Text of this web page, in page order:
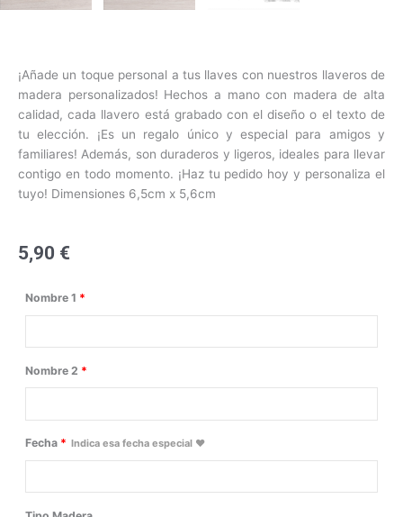
¡Añade un toque personal a tus llaves con nuestros llaveros de
madera personalizados! Hechos a mano con madera de alta
calidad, cada llavero está grabado con el diseño o el texto de
tu elección. ¡Es un regalo único y especial para amigos y
familiares! Además, son duraderos y ligeros, ideales para llevar
contigo en todo momento. ¡Haz tu pedido hoy y personaliza el
tuyo! Dimensiones 6,5cm x 5,6cm
5,90 €
Nombre 1 *
Nombre 2 *
Fecha * Indica esa fecha especial ♥
Llavero
madera
Corazón
tarjeta